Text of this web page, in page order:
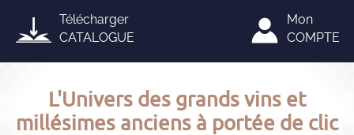
Télécharger
CATALOGUE
Mon
COMPTE
L'Univers des grands vins et
millésimes anciens à portée de clic